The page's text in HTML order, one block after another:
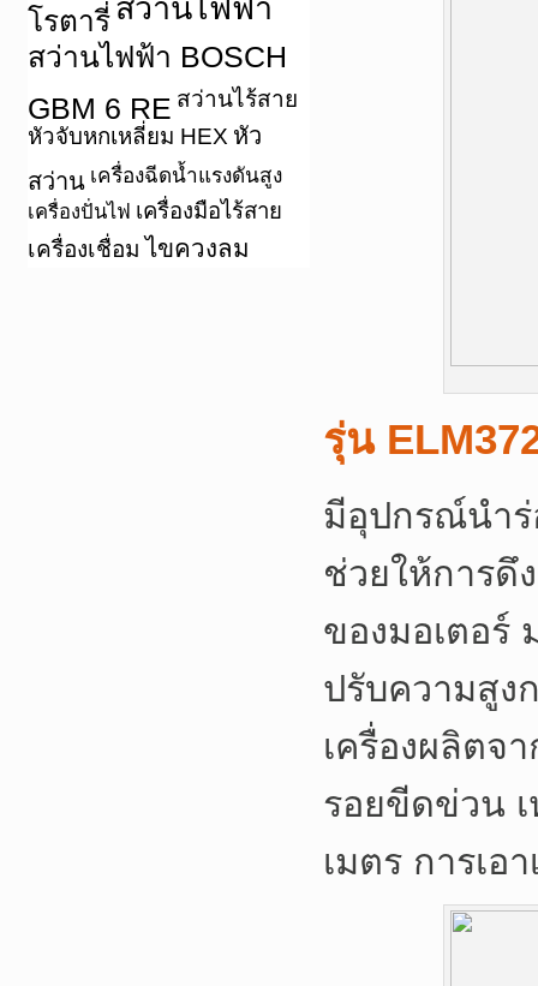
โรตารี่ สว่านไฟฟ้า
สว่านไฟฟ้า BOSCH
GBM 6 RE สว่านไร้สาย
หัวจับหกเหลี่ยม HEX หัว
สว่าน เครื่องฉีดน้ำแรงดันสูง
เครื่องปั่นไฟ เครื่องมือไร้สาย
เครื่องเชื่อม ไขควงลม
รุ่น
มีอุปกรณ์นำร่
ช่วยให้การดึ
ของมอเตอร์
ปรับความสูง
เครื่องผลิตจ
รอยขีดข่วน
เมตร การเอ